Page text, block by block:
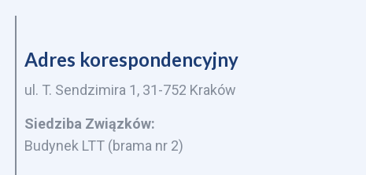
Adres korespondencyjny
ul. T. Sendzimira 1, 31-752 Kraków
Siedziba Związków:
Budynek LTT (brama nr 2)